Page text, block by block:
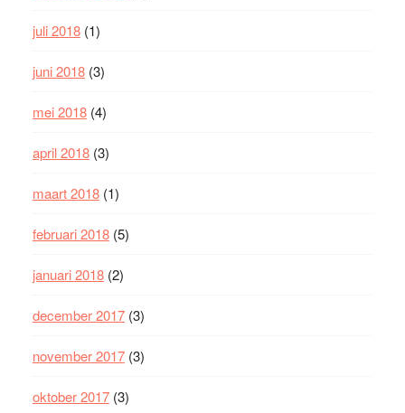
juli 2018(1)
juni 2018(3)
mei 2018(4)
april 2018(3)
maart 2018(1)
februari 2018(5)
januari 2018(2)
december 2017(3)
november 2017(3)
oktober 2017(3)